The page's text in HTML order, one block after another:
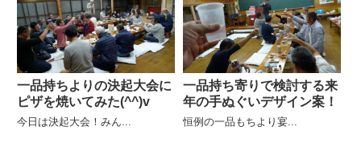
一品持ちよりの決起大会に
ピザを焼いてみた(^^)v
今日は決起大会！みん...
一品持ち寄りで検討する来
年の手ぬぐいデザイン案！
恒例の一品もちより宴...